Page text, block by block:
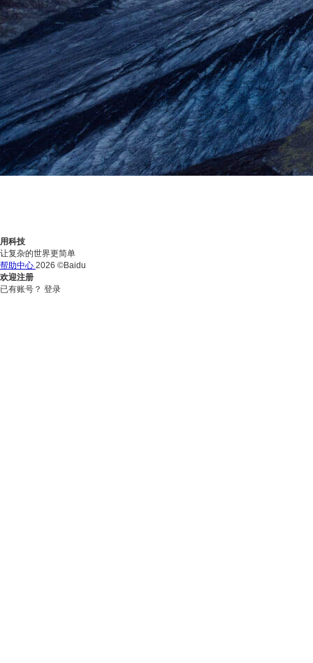
用科技
让复杂的世界更简单
帮助中心 2026 ©Baidu
欢迎注册
已有账号？ 登录